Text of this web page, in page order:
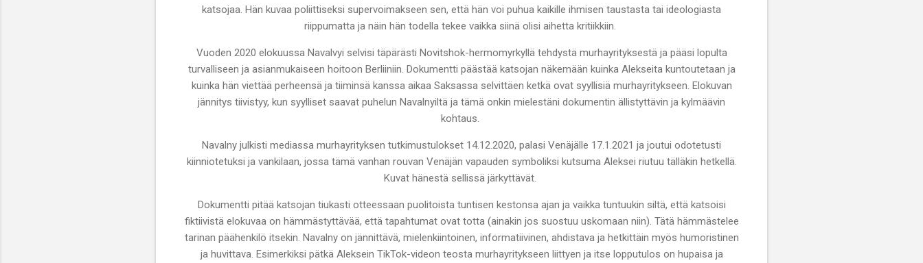
katsojaa. Hän kuvaa poliittiseksi supervoimakseen sen, että hän voi puhua kaikille ihmisen taustasta tai ideologiasta
riippumatta ja näin hän todella tekee vaikka siinä olisi aihetta kritiikkiin.
Vuoden 2020 elokuussa Navalvyi selvisi täpärästi Novitshok-hermomyrkyllä tehdystä murhayrityksestä ja pääsi lopulta
turvalliseen ja asianmukaiseen hoitoon Berliiniin. Dokumentti päästää katsojan näkemään kuinka Alekseita kuntoutetaan ja
kuinka hän viettää perheensä ja tiiminsä kanssa aikaa Saksassa selvittäen ketkä ovat syyllisiä murhayritykseen. Elokuvan
jännitys tiivistyy, kun syylliset saavat puhelun Navalnyiltä ja tämä onkin mielestäni dokumentin ällistyttävin ja kylmäävin
kohtaus.
Navalny julkisti mediassa murhayrityksen tutkimustulokset 14.12.2020, palasi Venäjälle 17.1.2021 ja joutui odotetusti
kiinniotetuksi ja vankilaan, jossa tämä vanhan rouvan Venäjän vapauden symboliksi kutsuma Aleksei riutuu tälläkin hetkellä.
Kuvat hänestä sellissä järkyttävät.
Dokumentti pitää katsojan tiukasti otteessaan puolitoista tuntisen kestonsa ajan ja vaikka tuntuukin siltä, että katsoisi
fiktiivistä elokuvaa on hämmästyttävää, että tapahtumat ovat totta (ainakin jos suostuu uskomaan niin). Tätä hämmästelee
tarinan päähenkilö itsekin. Navalny on jännittävä, mielenkiintoinen, informatiivinen, ahdistava ja hetkittäin myös humoristinen
ja huvittava. Esimerkiksi pätkä Aleksein TikTok-videon teosta murhayritykseen liittyen ja itse lopputulos on hupaisa ja